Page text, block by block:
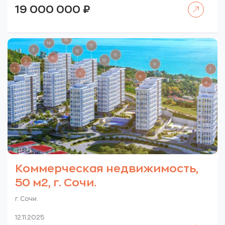
19 000 000 ₽
Коммерческая недвижимость,
50 м2, г. Сочи.
г. Сочи.
12.11.2025